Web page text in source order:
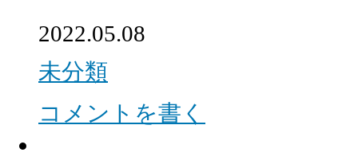
2022.05.08
未分類
コメントを書く